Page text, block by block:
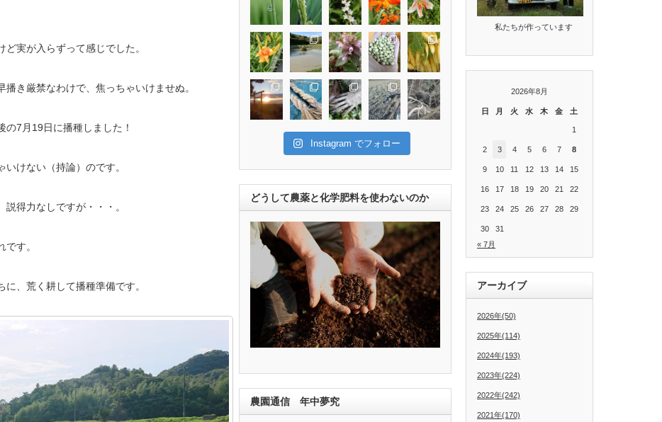
実が入らずって感じでした。
き厳禁なわけで、焦っちゃいけませぬ。
7月19日に播種しました！
けない（持論）のです。
得力なしですが・・・。
す。
、荒く耕して播種準備です。
Instagram でフォロー
どうして農薬と化学肥料を使わないのか
農園通信 年中夢究
私たちが作っています
2026年8月
日 月 火 水 木 金 土
1
2 3 4 5 6 7 8
9 10 11 12 13 14 15
16 17 18 19 20 21 22
23 24 25 26 27 28 29
30
31
« 7月
アーカイブ
2026年(50)
2025年(114)
2024年(193)
2023年(224)
2022年(242)
2021年(170)